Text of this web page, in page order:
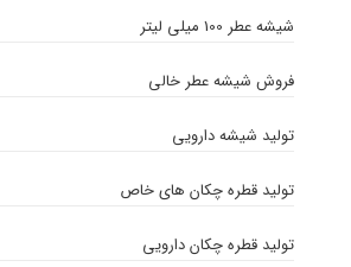
شیشه عطر 100 میلی لیتر
فروش شیشه عطر خالی
تولید شیشه دارویی
تولید قطره چکان های خاص
تولید قطره چکان دارویی